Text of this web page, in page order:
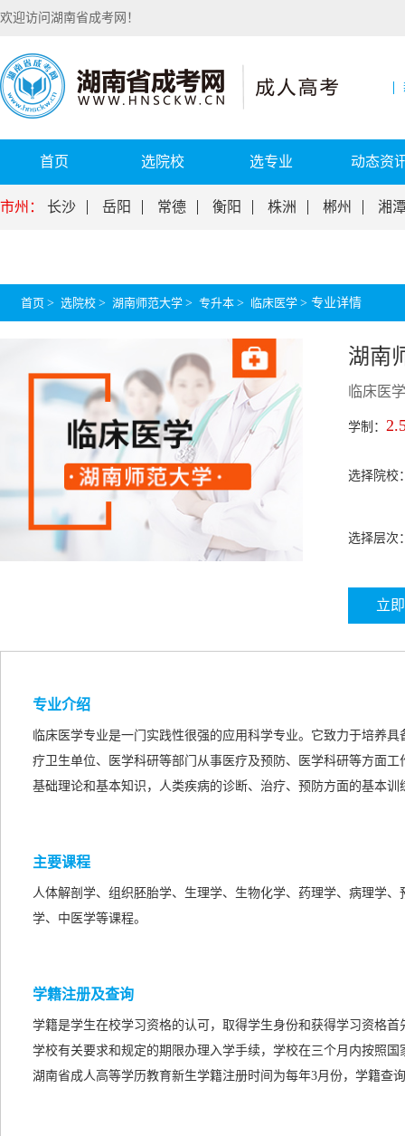
欢迎访问湖南省成考网！
首页 选院校 选专业 动态资
市州： 长沙 岳阳 常德 衡阳 株洲 郴州 湘
首页 > 选院校 > 湖南师范大学 > 专升本 > 临床医学 > 专业详情
湖南
临床医学
学制：
选择院校
选择层次
立
专业介绍
临床医学专业是一门实践性很强的应用科学专业。它致力于培养
疗卫生单位、医学科研等部门从事医疗及预防、医学科研等方面
基础理论和基本知识，人类疾病的诊断、治疗、预防方面的基本
主要课程
人体解剖学、组织胚胎学、生理学、生物化学、药理学、病理学
学、中医学等课程。
学籍注册及查询
学籍是学生在校学习资格的认可，取得学生身份和获得学习资格
学校有关要求和规定的期限办理入学手续，学校在三个月内按照
湖南省成人高等学历教育新生学籍注册时间为每年3月份，学籍查